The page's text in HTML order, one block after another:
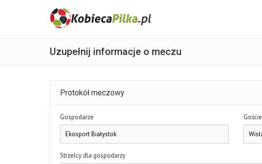
Uzupełnij informacje o meczu
Protokół meczowy
Gospodarze Goście
Strzelcy dla gospodarzy